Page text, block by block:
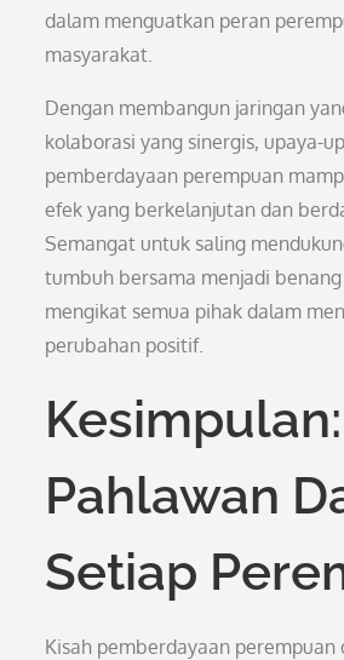
dalam menguatkan peran
masyarakat.
Dengan membangun jaringan
kolaborasi yang sinergis, upaya-
pemberdayaan perempuan
efek yang berkelanjutan dan
Semangat untuk saling
tumbuh bersama menjadi
mengikat semua pihak dalam
perubahan positif.
Kesimpulan:
Pahlawan
Setiap
Kisah pemberdayaan perempuan